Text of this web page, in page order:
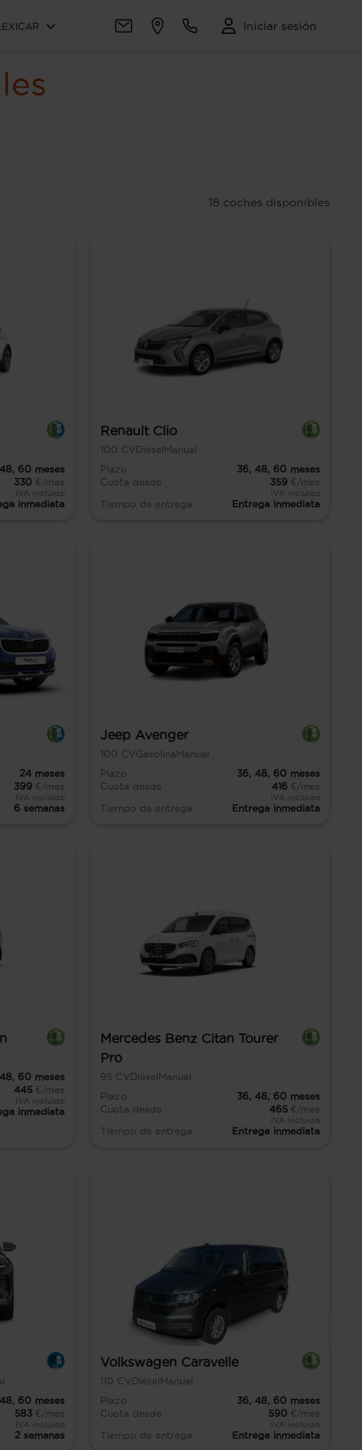
Iniciar sesión
18 coches disponibles
48, 60 meses
330 €/mes
IVA incluido
inmediata
Renault Clio
100 CV Diésel Manual
Plazo
36, 48, 60 meses
Cuota desde
359 €/mes
IVA incluido
Tiempo de entrega Entrega inmediata
24 meses
399 €/mes
IVA incluido
6 semanas
Jeep Avenger
100 CVGasolinaManual
Plazo
36, 48, 60 meses
Cuota desde
416 €/mes
IVA incluido
Tiempo de entrega Entrega inmediata
48, 60 meses
445 €/mes
IVA incluido
inmediata
Mercedes Benz Citan Tourer
Pro
95 CV Diésel Manual
Plazo
36, 48, 60 meses
Cuota desde
465 €/mes
IVA incluido
Tiempo de entrega Entrega inmediata
48, 60 meses
583 €/mes
IVA incluido
2 semanas
Volkswagen Caravelle
110 CVDiéselManual
Plazo
36, 48, 60 meses
Cuota desde
590 €/mes
IVA incluido
Tiempo de entrega Entrega inmediata